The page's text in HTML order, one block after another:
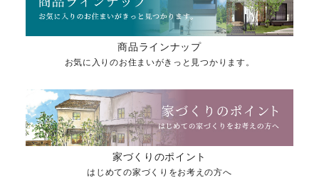
商品ラインナップ
お気に入りのお住まいがきっと見つかります。
家づくりのポイント
はじめての家づくりをお考えの方へ